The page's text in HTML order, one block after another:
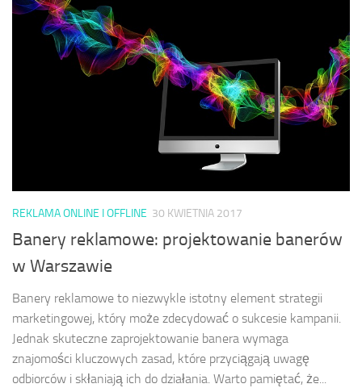
REKLAMA ONLINE I OFFLINE 30 KWIETNIA 2017
Banery reklamowe: projektowanie banerów
w Warszawie
Banery reklamowe to niezwykle istotny element strategii
marketingowej, który może zdecydować o sukcesie kampanii.
Jednak skuteczne zaprojektowanie banera wymaga
znajomości kluczowych zasad, które przyciągają uwagę
odbiorców i skłaniają ich do działania. Warto pamiętać, że...